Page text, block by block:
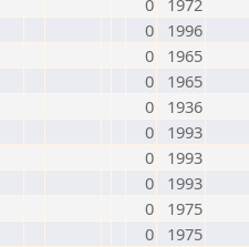
0
1972
0
1996
0
1965
0
1965
0
1936
0
1993
0
1993
0
1993
0
1975
0
1975